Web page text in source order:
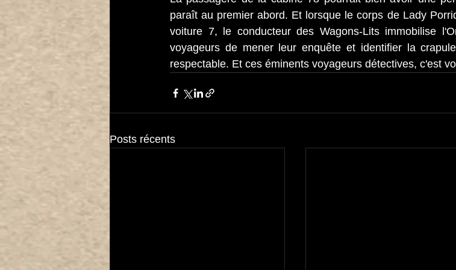
paraît au premier abord. Et lorsque le corps de Lady
voiture 7, le conducteur des Wagons-Lits immobilise
voyageurs de mener leur enquête et identifier la
respectable. Et ces éminents voyageurs détectives, c'est
Posts récents